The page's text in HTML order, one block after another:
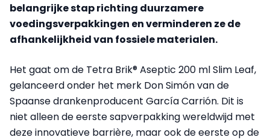
belangrijke stap richting duurzamere
voedingsverpakkingen en verminderen ze de
afhankelijkheid van fossiele materialen.
Het gaat om de Tetra Brik® Aseptic 200 ml Slim Leaf,
gelanceerd onder het merk Don Simón van de
Spaanse drankenproducent García Carrión. Dit is
niet alleen de eerste sapverpakking wereldwijd met
deze innovatieve barrière, maar ook de eerste op de